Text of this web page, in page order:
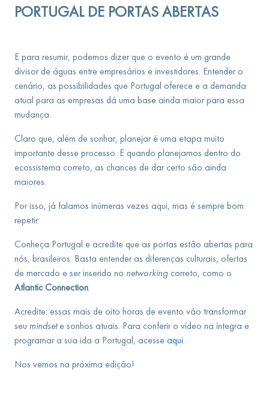
PORTUGAL DE PORTAS ABERTAS
E para resumir, podemos dizer que o evento é um grande
divisor de águas entre empresários e investidores. Entender o
cenário, as possibilidades que Portugal oferece e a demanda
atual para as empresas dá uma base ainda maior para essa
mudança.
Claro que, além de sonhar, planejar é uma etapa muito
importante desse processo. E quando planejamos dentro do
ecossistema correto, as chances de dar certo são ainda
maiores.
Por isso, já falamos inúmeras vezes aqui, mas é sempre bom
repetir:
Conheça Portugal e acredite que as portas estão abertas para
nós, brasileiros. Basta entender as diferenças culturais, ofertas
de mercado e ser inserido no networking correto, como o
Atlantic Connection.
Acredite: essas mais de oito horas de evento vão transformar
seu mindsete sonhos atuais. Para conferir o vídeo na íntegra e
programar a sua ida a Portugal, acesse aqui.
Nos vemos na próxima edição!